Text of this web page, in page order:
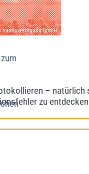
–
zu
hannoverimpuls GmbH